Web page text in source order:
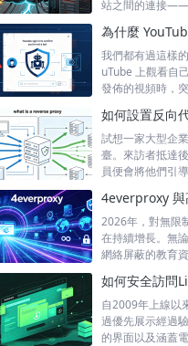
站之間的連接——
我們都有過這樣
uTube 上觀看自
發佈的視頻時，
試想一家大型企
臺。來訪者抵達
員便會將他們引
2026年，對無限
在持續增長。無
網絡屏蔽的教育
自2009年上線以
過優先展示經過
的界面以及涵蓋